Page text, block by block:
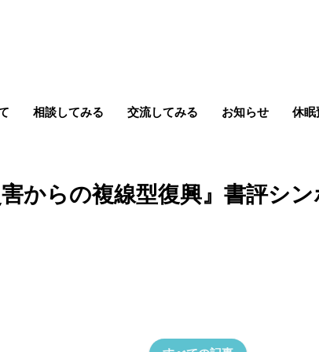
相談してみる 交流してみる お知らせ 休眠
害からの複線型復興』書評シ